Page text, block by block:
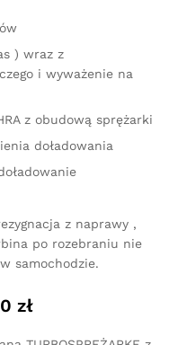
) wraz z
i wyważenie na
z obudową sprężarki
doładowania
z naprawy ,
po rozebraniu nie
samochodzie.
zł